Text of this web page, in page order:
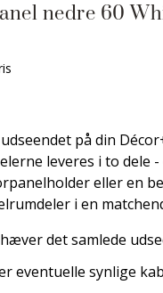
nedre 60
på din
leveres i to dele
eller en
i en
det samlede
eventuelle synlige